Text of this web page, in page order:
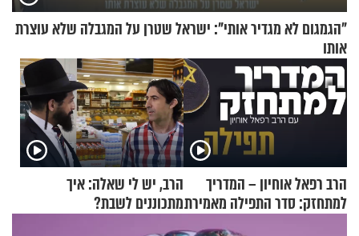
"הגמגום לא מגדיר אותי": ישראל שטרן על המגבלה שלא עוצרת
אותו
הרב רפאל אוחיון – המדריך
למתחזק: סדר התפילה מאמירת
הקורבנות ועד קריאת שמע
הרב, יש לי שאלה: איך
מתכוננים לשבת?